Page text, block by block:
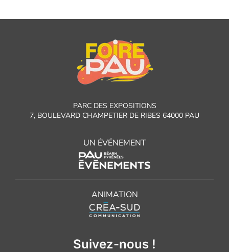
PARC DES EXPOSITIONS
7, BOULEVARD CHAMPETIER DE RIBES 64000 PAU
UN ÉVÉNEMENT
ANIMATION
Suivez-nous !